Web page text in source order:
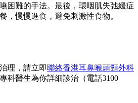
困難的手法。最後，環咽肌失弛緩症
，慢慢進食，避免刺激性食物。
理，請立即聯絡香港耳鼻喉頭頸外科
科醫生為你詳細診治（電話3100